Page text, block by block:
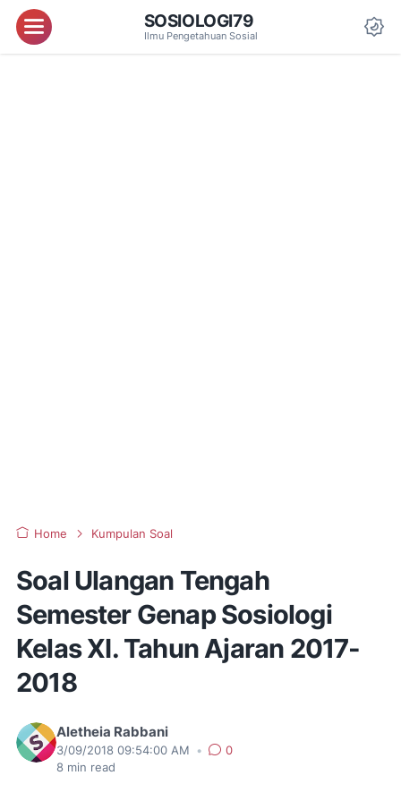
Menu SOSIOLOGI79
Ilmu Pengetahuan Sosial
Home Kumpulan Soal
Soal Ulangan Tengah
Semester Genap Sosiologi
Kelas XI. Tahun Ajaran 2017-
2018
Aletheia Rabbani
3/09/2018 09:54:00 AM •
0
8 min read